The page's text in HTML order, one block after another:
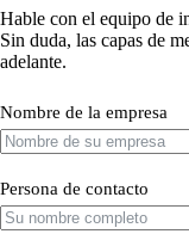
Hable con el equipo de
Sin duda, las capas de
adelante.
Nombre de la empresa
Persona de contacto